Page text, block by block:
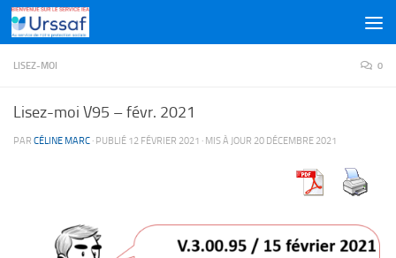
Skip to content
LISEZ-MOI 0
Lisez-moi V95 – févr. 2021
PAR CÉLINE MARC · PUBLIÉ 12 FÉVRIER 2021 · MIS À JOUR 20 DÉCEMBRE 2021